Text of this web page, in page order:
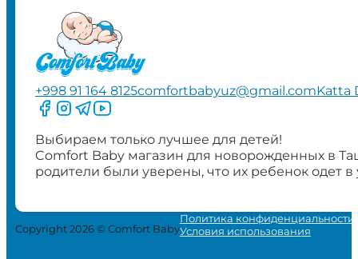
+998 91 164 8125comfortbabyuz@gmail.comKatta
Следите за нами на Facebook
Следите за нами в Instagram
Следите за нами в Telegram
Следите за нами в YouTube
Выбираем только лучшее для детей!
Comfort Baby магазин для новорожденных в
родители были уверены, что их ребенок одет
Copyright 2026 © Comfort Baby
Политика конфиденциальности
Условия использования